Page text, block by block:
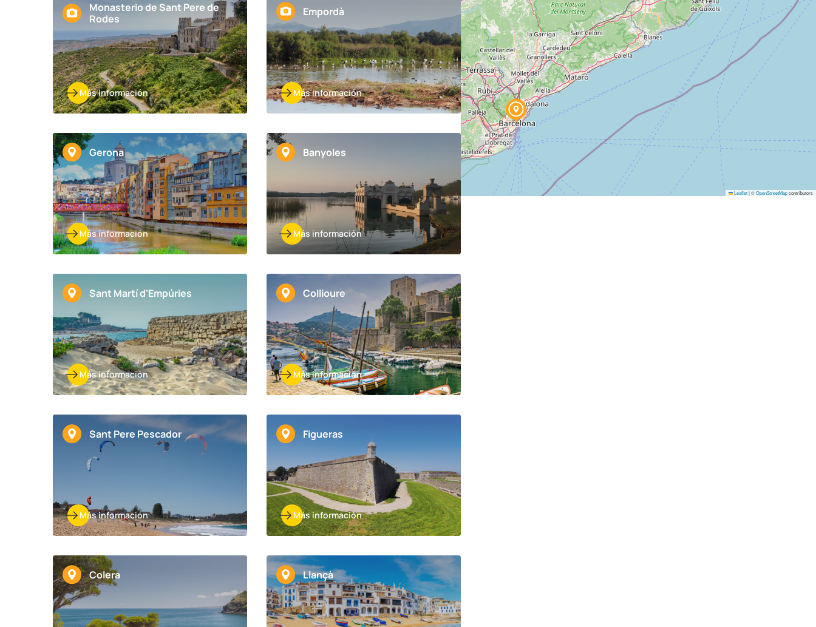
Monasterio de Sant Pere de
Rodes
Más información
Empordà
Más información
Gerona
Más información
Banyoles
Más información
Sant Martí d'Empúries
Más información
Collioure
Más información
Sant Pere Pescador
Más información
Figueras
Más información
Colera Llançà
Leaflet|©OpenStreetMapcontributors